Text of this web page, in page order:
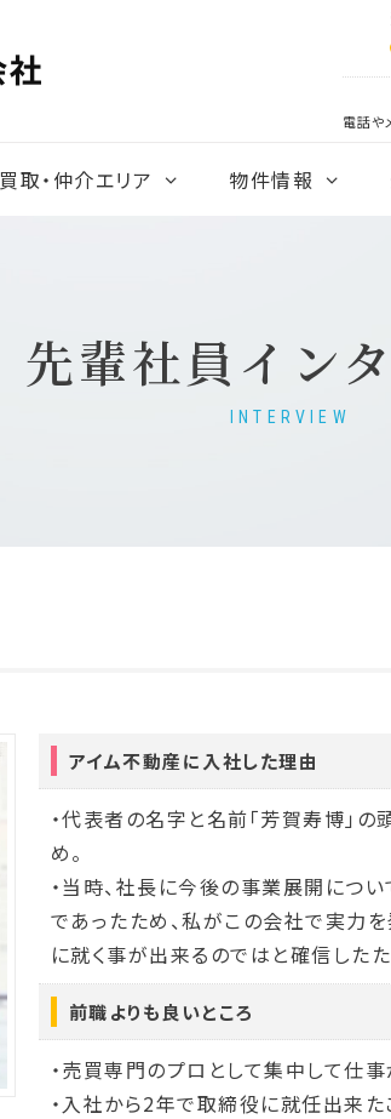
電話や
買取・仲介エリア 物件情報
先輩社員イン
INTERVIEW
アイム不動産に入社した理由
・代表者の名字と名前「芳賀寿博」
め。
・当時、社長に今後の事業展開につ
であったため、私がこの会社で実力
に就く事が出来るのではと確信したた
前職よりも良いところ
・売買専門のプロとして集中して仕
・入社から2年で取締役に就任出来た